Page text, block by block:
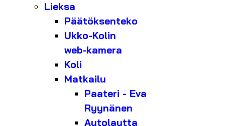
Lieksa
Päätöksenteko
Ukko-Kolin
web-kamera
Koli
Matkailu
Paateri - Eva
Ryynänen
Autolautta